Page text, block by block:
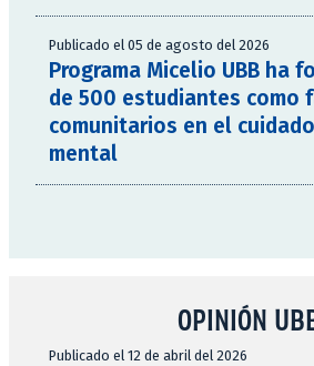
Publicado el 05 de agosto del 2026
Programa Micelio UBB ha
de 500 estudiantes como
comunitarios en el
mental
OPINIÓN
Publicado el 12 de abril del 2026